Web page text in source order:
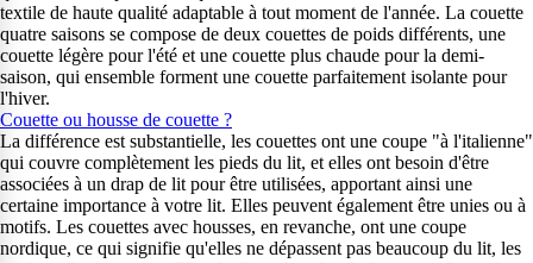
textile de haute qualité adaptable à tout moment de l'année. La couette
quatre saisons se compose de deux couettes de poids différents, une
couette légère pour l'été et une couette plus chaude pour la demi-
saison, qui ensemble forment une couette parfaitement isolante pour
l'hiver.
Couette ou housse de couette ?
La différence est substantielle, les couettes ont une coupe "à l'italienne"
qui couvre complètement les pieds du lit, et elles ont besoin d'être
associées à un drap de lit pour être utilisées, apportant ainsi une
certaine importance à votre lit. Elles peuvent également être unies ou à
motifs. Les couettes avec housses, en revanche, ont une coupe
nordique, ce qui signifie qu'elles ne dépassent pas beaucoup du lit, les